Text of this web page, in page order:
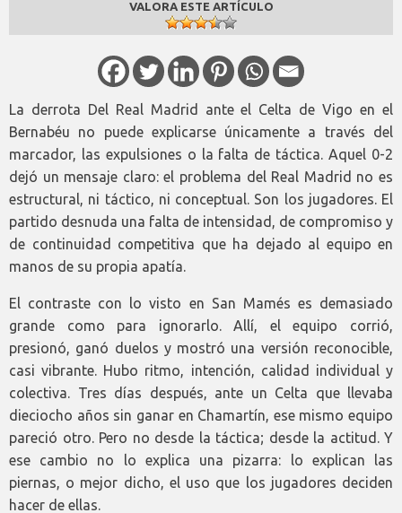
VALORA ESTE ARTÍCULO
La derrota Del Real Madrid ante el Celta de Vigo en el
Bernabéu no puede explicarse únicamente a través del
marcador, las expulsiones o la falta de táctica. Aquel 0-2
dejó un mensaje claro: el problema del Real Madrid no es
estructural, ni táctico, ni conceptual. Son los jugadores. El
partido desnuda una falta de intensidad, de compromiso y
de continuidad competitiva que ha dejado al equipo en
manos de su propia apatía.
El contraste con lo visto en San Mamés es demasiado
grande como para ignorarlo. Allí, el equipo corrió,
presionó, ganó duelos y mostró una versión reconocible,
casi vibrante. Hubo ritmo, intención, calidad individual y
colectiva. Tres días después, ante un Celta que llevaba
dieciocho años sin ganar en Chamartín, ese mismo equipo
pareció otro. Pero no desde la táctica; desde la actitud. Y
ese cambio no lo explica una pizarra: lo explican las
piernas, o mejor dicho, el uso que los jugadores deciden
hacer de ellas.